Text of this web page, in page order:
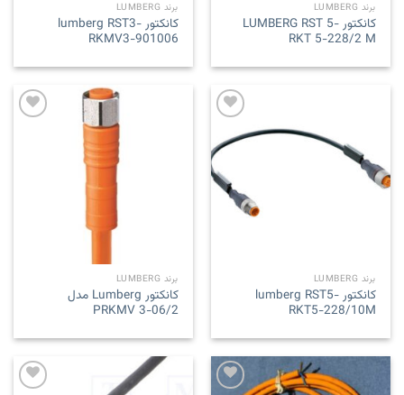
برند LUMBERG
کانکتور LUMBERG RST 5-
RKT 5-228/2 M
برند LUMBERG
کانکتور lumberg RST3-
RKMV3-901006
Add to
wishlist
برند LUMBERG
کانکتور lumberg RST5-
RKT5-228/10M
برند LUMBERG
کانکتور Lumberg مدل
PRKMV 3-06/2